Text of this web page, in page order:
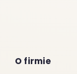
O firmie